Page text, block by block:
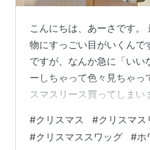
こんにちは、あーさです
物にすっごい目がいくんで
ですが、なんか急に「いい
ーしちゃって色々見ちゃっ
スマスリース買ってしま
愛いし、 半分枝がむき出
んですが 結局王道の感じ
#クリスマス #クリスマス
#クリスマススワッグ #ホ